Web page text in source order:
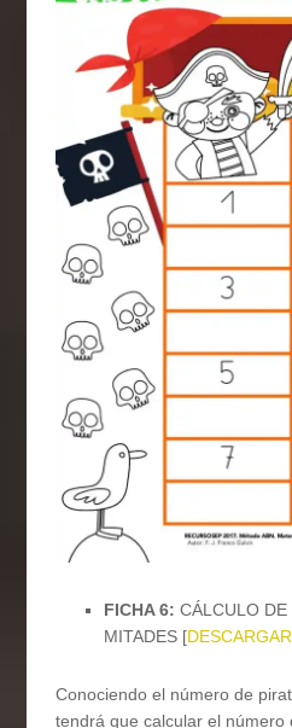
FICHA 6: CÁLCULO DE
MITADES [
Conociendo el número de
tendrá que calcular el número